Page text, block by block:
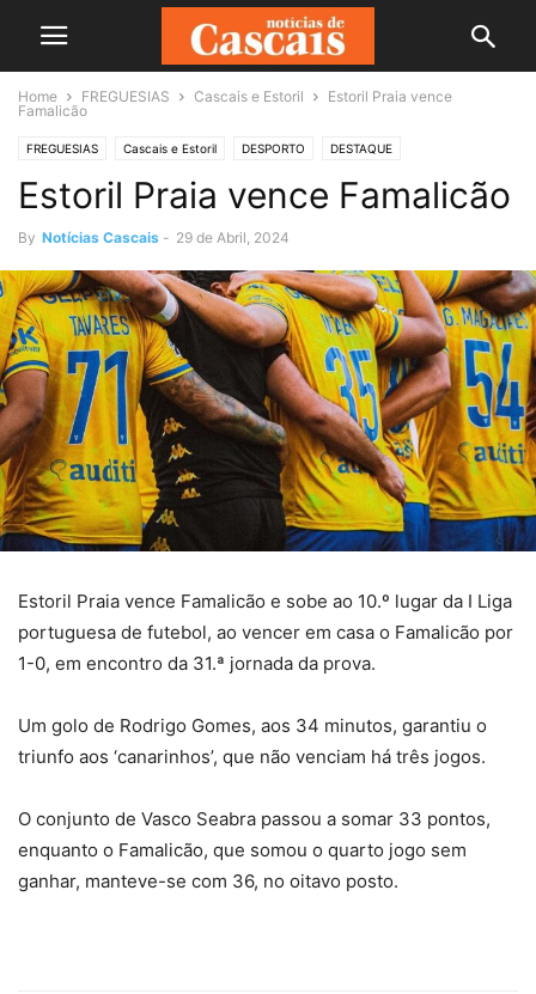
Home FREGUESIAS Cascais e Estoril
Estoril Praia vence
Famalicão
FREGUESIAS Cascais e Estoril DESPORTO DESTAQUE
Estoril Praia vence Famalicão
By Notícias Cascais - 29 de Abril, 2024
Estoril Praia vence Famalicão e sobe ao 10.º lugar da I Liga
portuguesa de futebol, ao vencer em casa o Famalicão por
1-0, em encontro da 31.ª jornada da prova.
Um golo de Rodrigo Gomes, aos 34 minutos, garantiu o
triunfo aos ‘canarinhos’, que não venciam há três jogos.
O conjunto de Vasco Seabra passou a somar 33 pontos,
enquanto o Famalicão, que somou o quarto jogo sem
ganhar, manteve-se com 36, no oitavo posto.